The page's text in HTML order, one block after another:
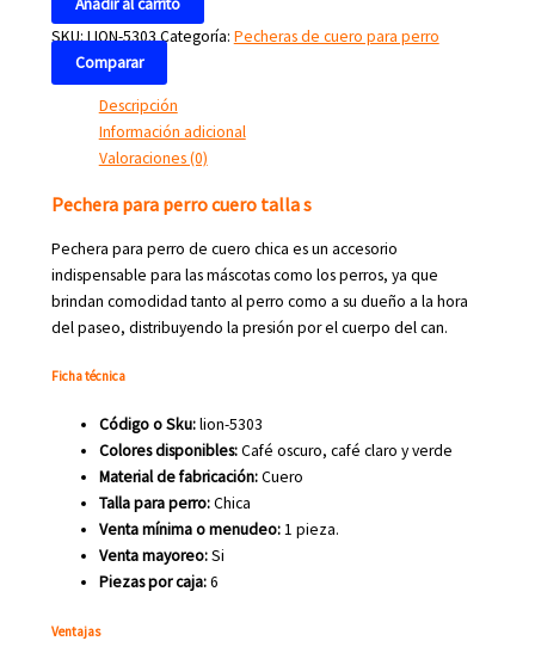
SKU:LION-5303Categoría: Pecheras de cuero para perro
Comparar
Descripción
Información adicional
Valoraciones (0)
Pechera para perro cuero talla s
Pechera para perro de cuero chica es un accesorio
indispensable para las máscotas como los perros, ya que
brindan comodidad tanto al perro como a su dueño a la hora
del paseo, distribuyendo la presión por el cuerpo del can.
Ficha técnica
Código o Sku:lion-5303
Colores disponibles:Café oscuro, café claro y verde
Material de fabricación:Cuero
Talla para perro:Chica
Venta mínima o menudeo:1 pieza.
Venta mayoreo:Si
Piezas por caja:6
Ventajas